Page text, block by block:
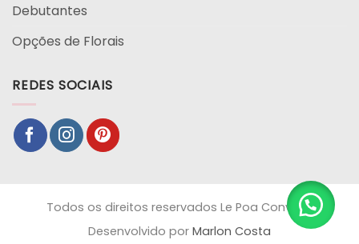
Debutantes
Opções de Florais
REDES SOCIAIS
Todos os direitos reservados Le Poa Convites
Desenvolvido por Marlon Costa